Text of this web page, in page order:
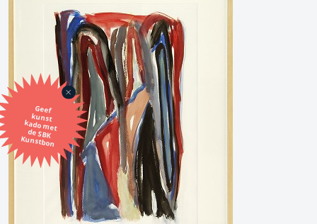
Geef
kunst
kado met
de SBK
Kunstbon